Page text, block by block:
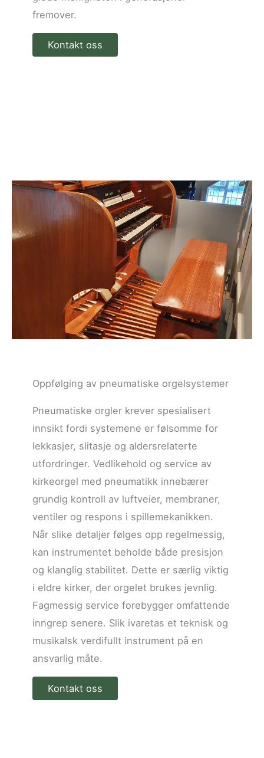
fremover.
Kontakt oss
Oppfølging av pneumatiske orgelsystemer
Pneumatiske orgler krever spesialisert
innsikt fordi systemene er følsomme for
lekkasjer, slitasje og aldersrelaterte
utfordringer. Vedlikehold og service av
kirkeorgel med pneumatikk innebærer
grundig kontroll av luftveier, membraner,
ventiler og respons i spillemekanikken.
Når slike detaljer følges opp regelmessig,
kan instrumentet beholde både presisjon
og klanglig stabilitet. Dette er særlig viktig
i eldre kirker, der orgelet brukes jevnlig.
Fagmessig service forebygger omfattende
inngrep senere. Slik ivaretas et teknisk og
musikalsk verdifullt instrument på en
ansvarlig måte.
Kontakt oss